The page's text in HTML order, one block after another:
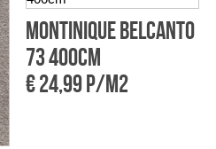
Montinique Belcanto
73 400cm
€ 24,99 p/m2